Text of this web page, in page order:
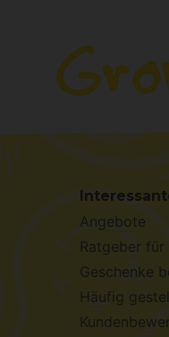
Angebote
Ratgeber für
Geschenke
Häufig